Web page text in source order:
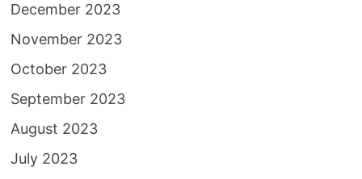
December 2023
November 2023
October 2023
September 2023
August 2023
July 2023